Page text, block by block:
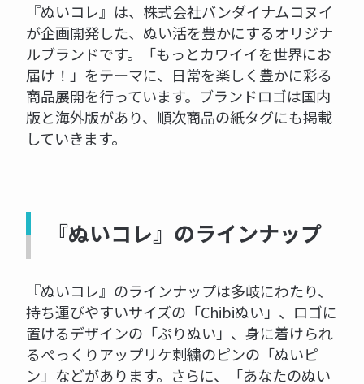
『ぬいコレ』は、株式会社バンダイナムコヌイ
が企画開発した、ぬい活を豊かにするオリジナ
ルブランドです。「もっとカワイイを世界にお
届け！」をテーマに、日常を楽しく豊かに彩る
商品展開を行っています。ブランドロゴは国内
版と海外版があり、順次商品の紙タグにも掲載
していきます。
『ぬいコレ』のラインナップ
『ぬいコレ』のラインナップは多岐にわたり、
持ち運びやすいサイズの「Chibiぬい」、ロゴに
置けるデザインの「ぷりぬい」、身に着けられ
るぺっくりアップリケ刺繍のピンの「ぬいピ
ン」などがあります。さらに、「あなたのぬい